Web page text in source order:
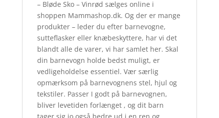
– Bløde Sko – Vinrød sælges online i
shoppen Mammashop.dk. Og der er mange
produkter – leder du efter barnevogne,
sutteflasker eller knæbeskyttere, har vi det
blandt alle de varer, vi har samlet her. Skal
din barnevogn holde bedst muligt, er
vedligeholdelse essentiel. Vær særlig
opmærksom på barnevognens stel, hjul og
tekstiler. Passer I godt på barnevognen,
bliver levetiden forlænget , og dit barn